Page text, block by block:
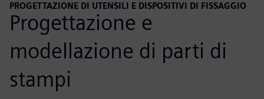
PROGETTAZIONE DI UTENSILI E DISPOSITIVI DI FISSAGGIO
Progettazione e
modellazione di parti di
stampi